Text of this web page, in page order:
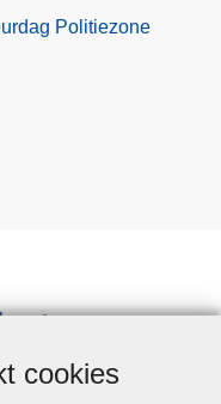
cookies
Politiezone